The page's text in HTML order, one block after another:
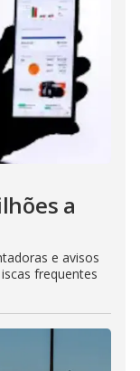
a
e avisos
frequentes